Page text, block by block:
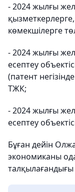
- 2024 жылғы
көмекшілерге
- 2024 жылғы
есептеу
(патент
ТЖК;
- 2024 жылғы
есептеу
Бұған дейін
экономиканы